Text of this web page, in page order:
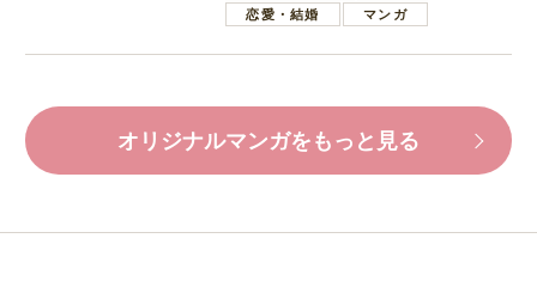
恋愛・結婚
マンガ
オリジナルマンガをもっと見る